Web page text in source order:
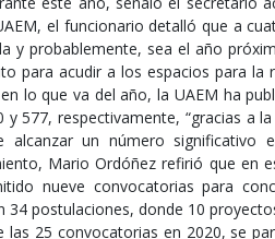
el funcionario detalló que a
y probablemente, sea el año
para acudir a los espacios para la
lo que va del año, la UAEM ha
577, respectivamente, “gracias a
alcanzar un número significativo
Mario Ordóñez refirió que en
nueve convocatorias para
postulaciones, donde 10
25 convocatorias en 2020, se